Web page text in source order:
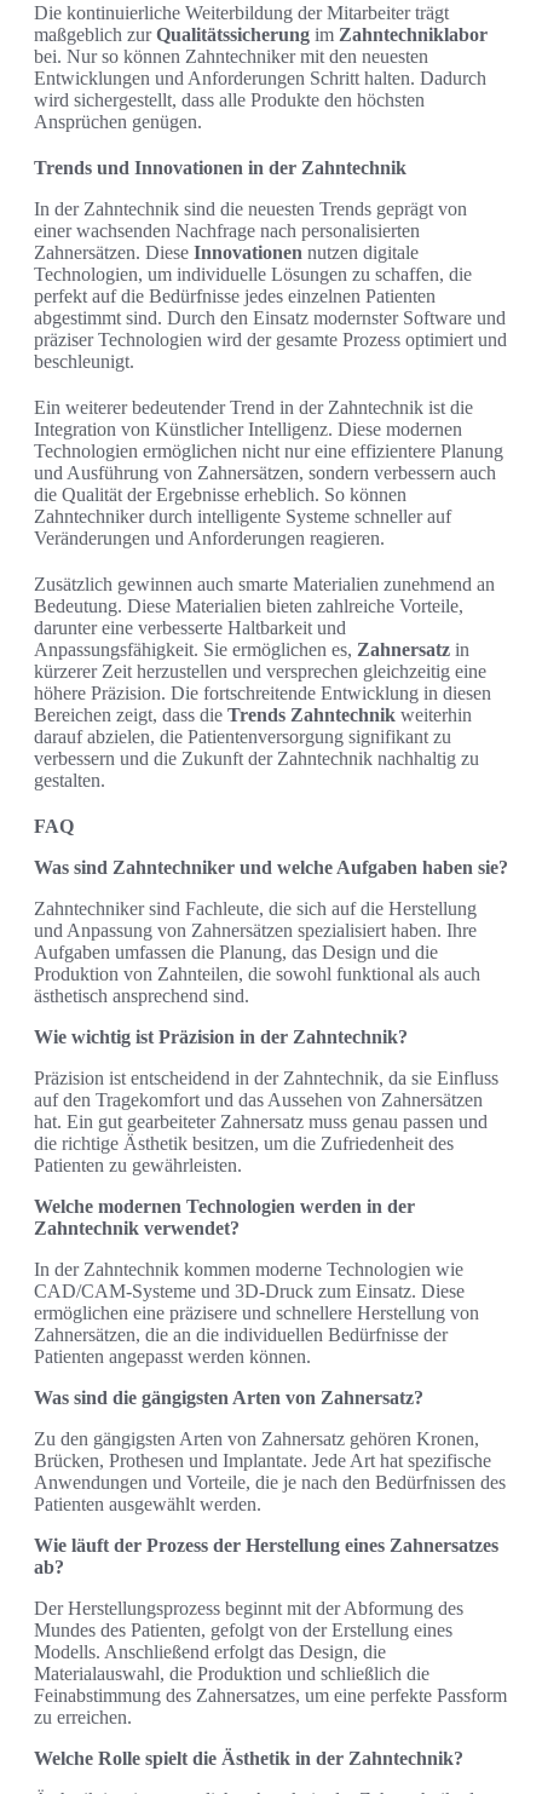
Die kontinuierliche Weiterbildung der Mitarbeiter trägt
maßgeblich zurQualitätssicherung im Zahntechniklabor
bei. Nur so können Zahntechniker mit den neuesten
Entwicklungen und Anforderungen Schritt halten. Dadurch
wird sichergestellt, dass alle Produkte den höchsten
Ansprüchen genügen.
Trends und Innovationen in der Zahntechnik
In der Zahntechnik sind die neuesten Trends geprägt von
einer wachsenden Nachfrage nach personalisierten
Zahnersätzen. Diese Innovationen nutzen digitale
Technologien, um individuelle Lösungen zu schaffen, die
perfekt auf die Bedürfnisse jedes einzelnen Patienten
abgestimmt sind. Durch den Einsatz modernster Software und
präziser Technologien wird der gesamte Prozess optimiert und
beschleunigt.
Ein weiterer bedeutender Trend in der Zahntechnik ist die
Integration von Künstlicher Intelligenz. Diese modernen
Technologien ermöglichen nicht nur eine effizientere Planung
und Ausführung von Zahnersätzen, sondern verbessern auch
die Qualität der Ergebnisse erheblich. So können
Zahntechniker durch intelligente Systeme schneller auf
Veränderungen und Anforderungen reagieren.
Zusätzlich gewinnen auch smarte Materialien zunehmend an
Bedeutung. Diese Materialien bieten zahlreiche Vorteile,
darunter eine verbesserte Haltbarkeit und
Anpassungsfähigkeit. Sie ermöglichen es, Zahnersatz in
kürzerer Zeit herzustellen und versprechen gleichzeitig eine
höhere Präzision. Die fortschreitende Entwicklung in diesen
Bereichen zeigt, dass die Trends Zahntechnik weiterhin
darauf abzielen, die Patientenversorgung signifikant zu
verbessern und die Zukunft der Zahntechnik nachhaltig zu
gestalten.
FAQ
Was sind Zahntechniker und welche Aufgaben haben sie?
Zahntechniker sind Fachleute, die sich auf die Herstellung
und Anpassung von Zahnersätzen spezialisiert haben. Ihre
Aufgaben umfassen die Planung, das Design und die
Produktion von Zahnteilen, die sowohl funktional als auch
ästhetisch ansprechend sind.
Wie wichtig ist Präzision in der Zahntechnik?
Präzision ist entscheidend in der Zahntechnik, da sie Einfluss
auf den Tragekomfort und das Aussehen von Zahnersätzen
hat. Ein gut gearbeiteter Zahnersatz muss genau passen und
die richtige Ästhetik besitzen, um die Zufriedenheit des
Patienten zu gewährleisten.
Welche modernen Technologien werden in der
Zahntechnik verwendet?
In der Zahntechnik kommen moderne Technologien wie
CAD/CAM-Systeme und 3D-Druck zum Einsatz. Diese
ermöglichen eine präzisere und schnellere Herstellung von
Zahnersätzen, die an die individuellen Bedürfnisse der
Patienten angepasst werden können.
Was sind die gängigsten Arten von Zahnersatz?
Zu den gängigsten Arten von Zahnersatz gehören Kronen,
Brücken, Prothesen und Implantate. Jede Art hat spezifische
Anwendungen und Vorteile, die je nach den Bedürfnissen des
Patienten ausgewählt werden.
Wie läuft der Prozess der Herstellung eines Zahnersatzes
ab?
Der Herstellungsprozess beginnt mit der Abformung des
Mundes des Patienten, gefolgt von der Erstellung eines
Modells. Anschließend erfolgt das Design, die
Materialauswahl, die Produktion und schließlich die
Feinabstimmung des Zahnersatzes, um eine perfekte Passform
zu erreichen.
Welche Rolle spielt die Ästhetik in der Zahntechnik?